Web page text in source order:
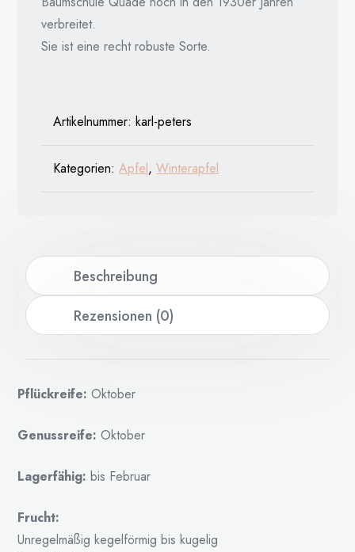
verbreitet.
Sie ist eine recht robuste Sorte.
Artikelnummer:karl-peters
Kategorien:Apfel,Winterapfel
Beschreibung
Rezensionen (0)
Pflückreife: Oktober
Genussreife: Oktober
Lagerfähig: bis Februar
Frucht:
Unregelmäßig kegelförmig bis kugelig